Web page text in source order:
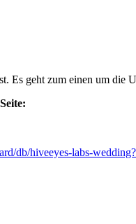
Es geht zum einen um
db/hiveeyes-labs-